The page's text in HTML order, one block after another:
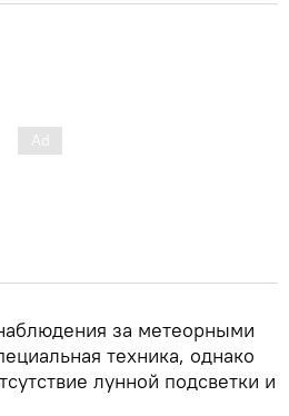
за метеорными
техника, однако
лунной подсветки и